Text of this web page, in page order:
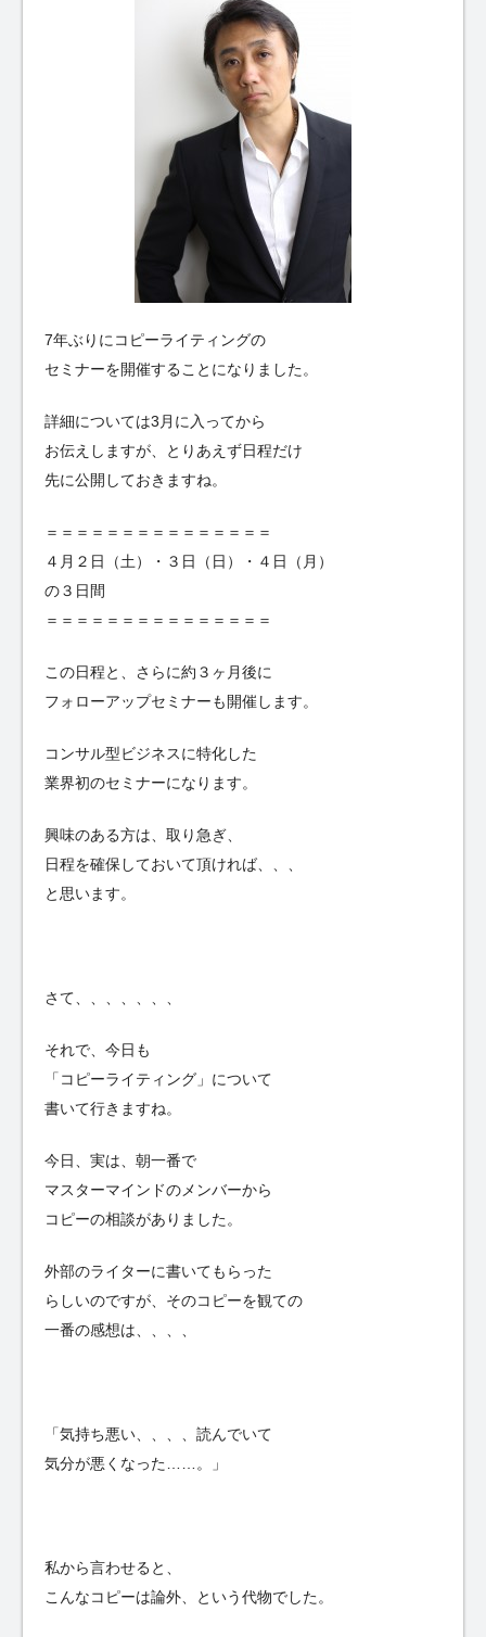
7年ぶりにコピーライティングの
セミナーを開催することになりました。
詳細については3月に入ってから
お伝えしますが、とりあえず日程だけ
先に公開しておきますね。
＝＝＝＝＝＝＝＝＝＝＝＝＝＝＝
４月２日（土）・３日（日）・４日（月）
の３日間
＝＝＝＝＝＝＝＝＝＝＝＝＝＝＝
この日程と、さらに約３ヶ月後に
フォローアップセミナーも開催します。
コンサル型ビジネスに特化した
業界初のセミナーになります。
興味のある方は、取り急ぎ、
日程を確保しておいて頂ければ、、、
と思います。
さて、、、、、、、
それで、今日も
「コピーライティング」について
書いて行きますね。
今日、実は、朝一番で
マスターマインドのメンバーから
コピーの相談がありました。
外部のライターに書いてもらった
らしいのですが、そのコピーを観ての
一番の感想は、、、、
「気持ち悪い、、、、読んでいて
気分が悪くなった……。」
私から言わせると、
こんなコピーは論外、という代物でした。